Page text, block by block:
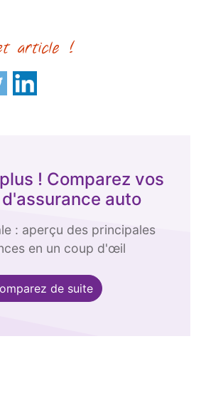
! Comparez vos
auto
: aperçu des principales
en un coup d'œil
de suite